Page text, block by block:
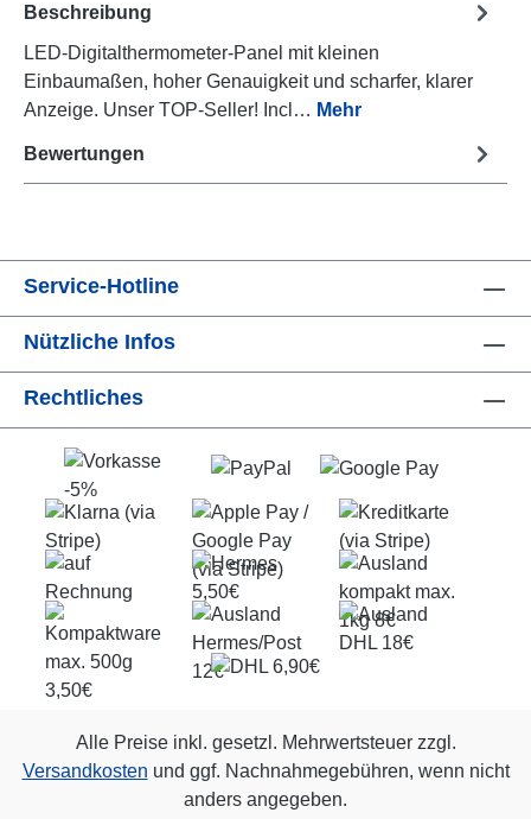
Beschreibung
LED-Digitalthermometer-Panel mit kleinen
Einbaumaßen, hoher Genauigkeit und scharfer, klarer
Anzeige. Unser TOP-Seller! Incl… Mehr
Bewertungen
Service-Hotline
Nützliche Infos
Rechtliches
Alle Preise inkl. gesetzl. Mehrwertsteuer zzgl.
Versandkosten und ggf. Nachnahmegebühren, wenn nicht
anders angegeben.